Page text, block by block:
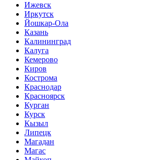
Ижевск
Иркутск
Йошкар-Ола
Казань
Калининград
Калуга
Кемерово
Киров
Кострома
Краснодар
Красноярск
Курган
Курск
Кызыл
Липецк
Магадан
Магас